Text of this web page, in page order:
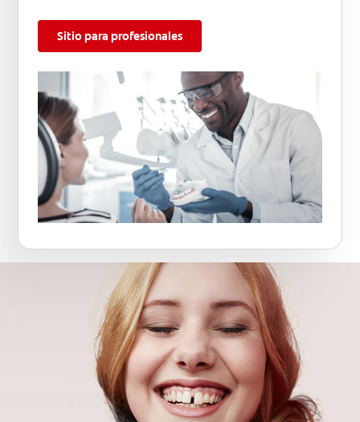
Sitio para profesionales